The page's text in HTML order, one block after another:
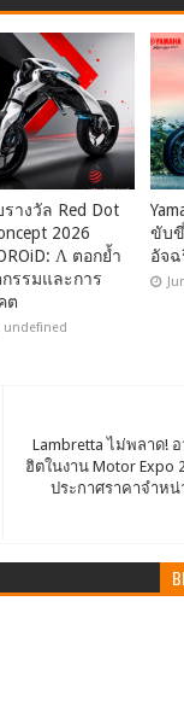
รางวัล Red Dot
2026
Λ ตอกย้ำ
รรมและการ
ต
undefined
ขับ
อัจฉ
Lambretta ไม่พลาด!
ฮิตในงาน Motor Expo
ประกาศราคาจำหน่